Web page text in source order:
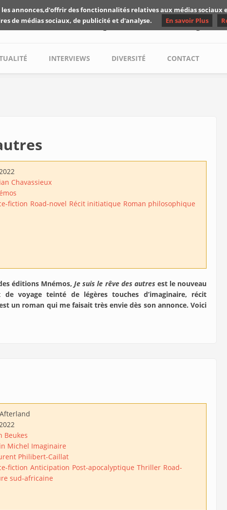
Les critiques de
INTERVIEWS DIVERSITÉ CONTACT
Chavassieux
fiction Road-novel Récit initiatique Roman philosophique
éditions Mnémos,Je suis le rêve des autres est le nouveau
de voyage teinté de légères touches d’imaginaire, récit
un roman qui me faisait très envie dès son annonce. Voici
Afterland
Beukes
Michel Imaginaire
Philibert-Caillat
fiction Anticipation Post-apocalyptique Thriller Road-
sud-africaine
annonces,d'offrir des fonctionnalités relatives aux médias
de médias sociaux, de publicité et d'analyse.
En savoir Plus